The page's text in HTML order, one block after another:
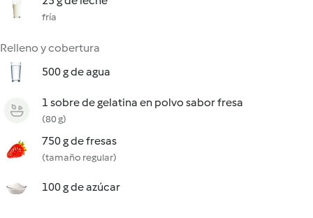
fría
Relleno y cobertura
500 g de agua
1 sobre de gelatina en polvo sabor fresa
(80 g)
750 g de fresas
(tamaño regular)
100 g de azúcar